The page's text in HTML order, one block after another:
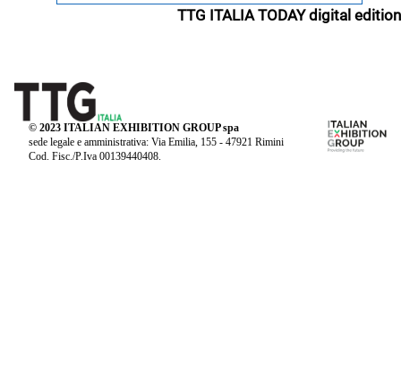
TTG ITALIA TODAY digital edition
© 2023 ITALIAN EXHIBITION GROUP spa
sede legale e amministrativa: Via Emilia, 155 - 47921 Rimini
Cod. Fisc./P.Iva 00139440408.